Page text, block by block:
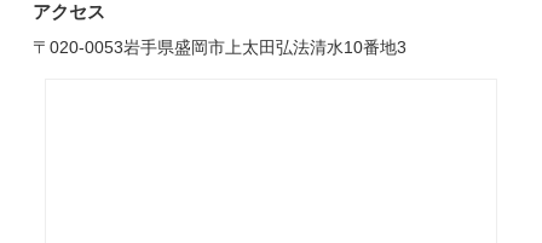
アクセス
〒020-0053岩手県盛岡市上太田弘法清水10番地3